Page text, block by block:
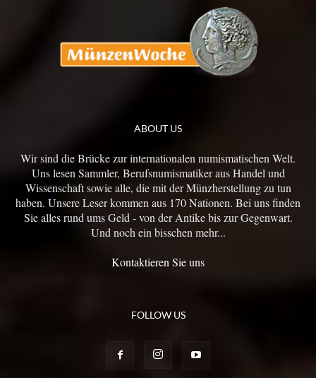
ABOUT US
Wir sind die Brücke zur internationalen numismatischen Welt.
Uns lesen Sammler, Berufsnumismatiker aus Handel und
Wissenschaft sowie alle, die mit der Münzherstellung zu tun
haben. Unsere Leser kommen aus 170 Nationen. Bei uns finden
Sie alles rund ums Geld - von der Antike bis zur Gegenwart.
Und noch ein bisschen mehr...
Kontaktieren Sie uns
FOLLOW US